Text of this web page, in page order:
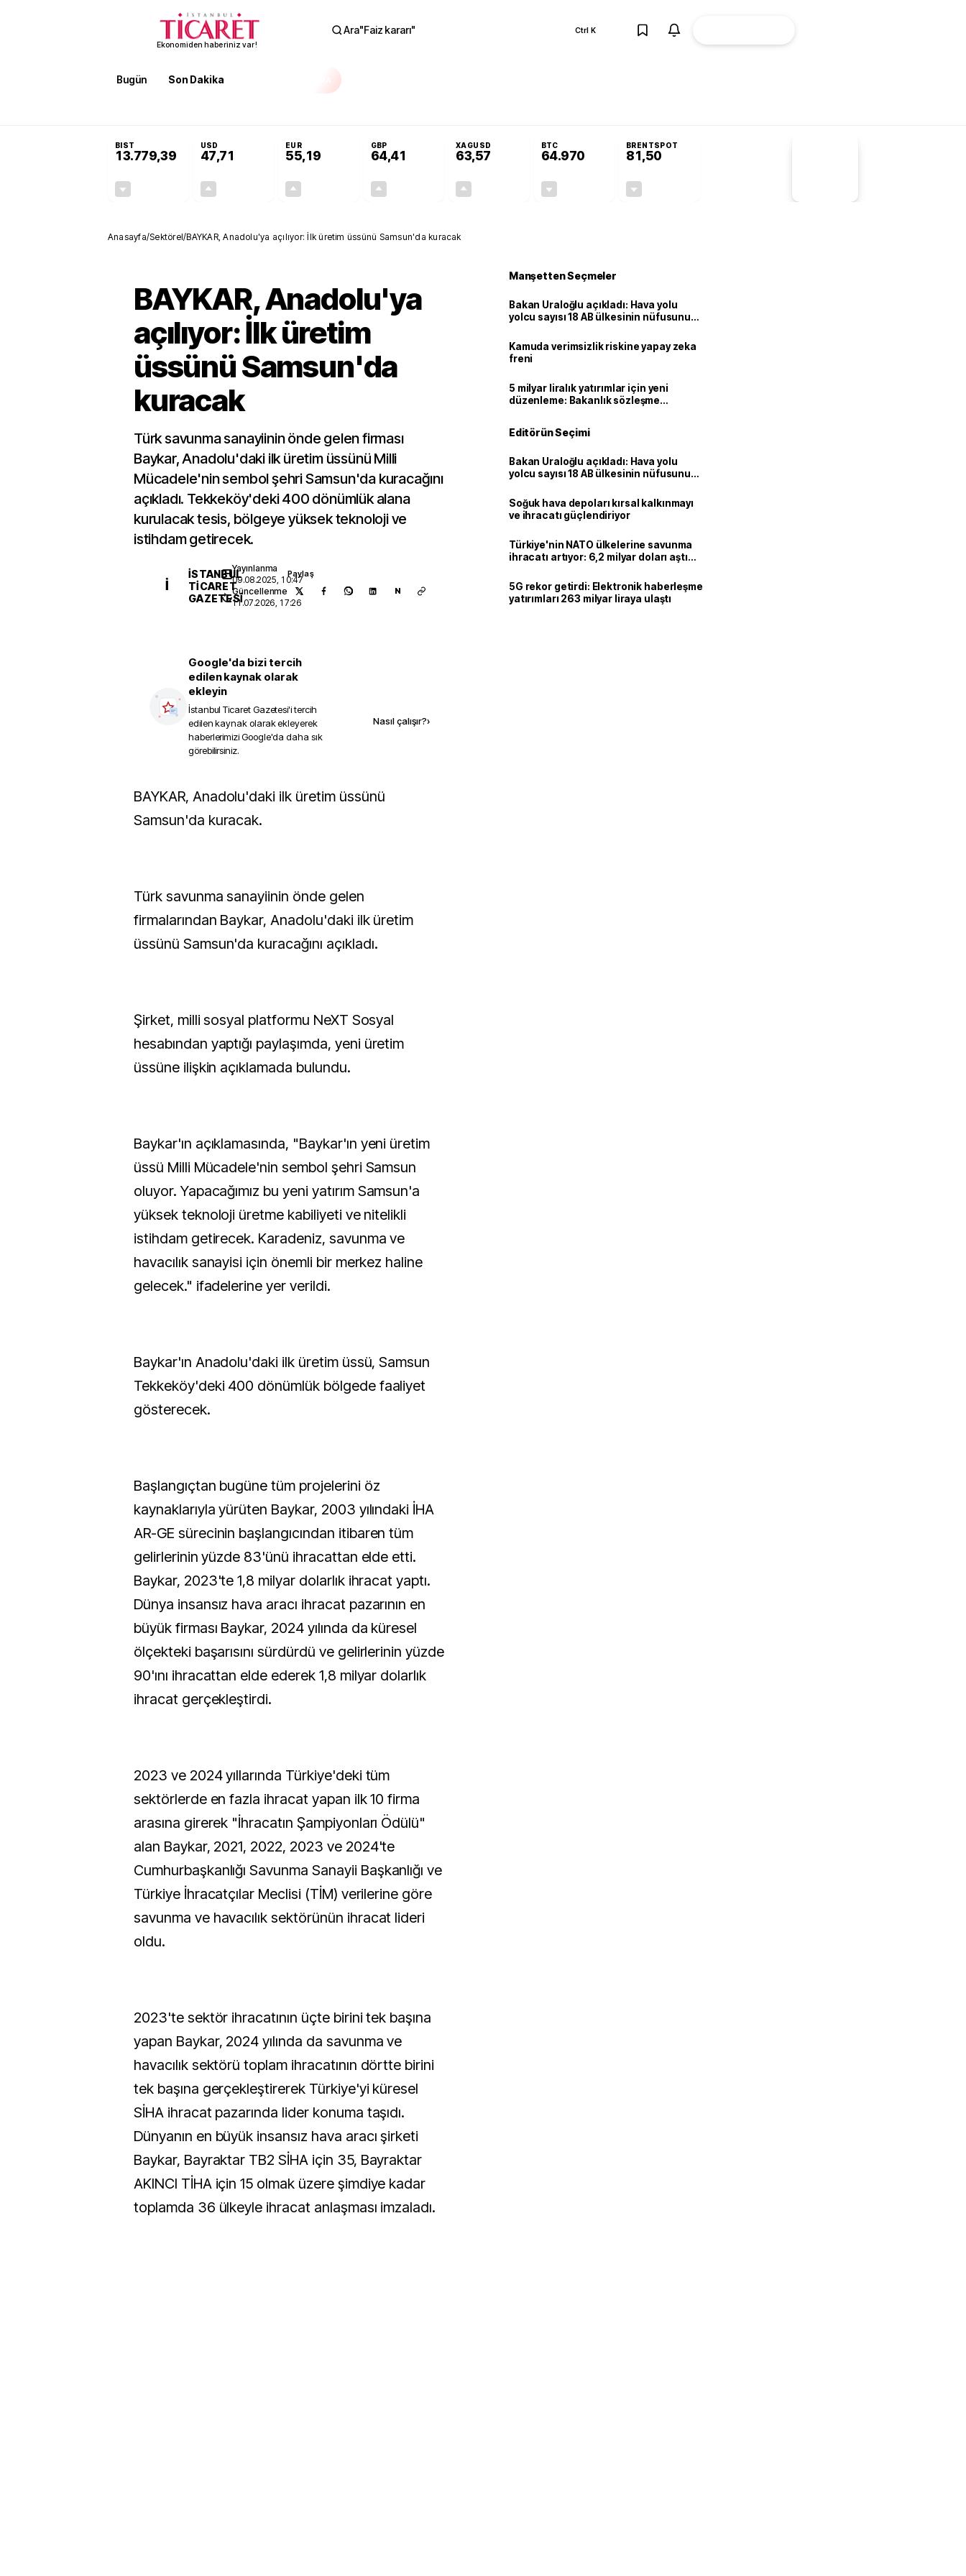
Ekonomiden haberiniz var!
Ara"Faiz kararı" Ctrl K
Bugün Son Dakika
BIST
13.779,39
USD
47,71
EUR
55,19
GBP
64,41
XAGUSD
63,57
BTC
64.970
BRENTSPOT
81,50
Anasayfa/Sektörel/BAYKAR, Anadolu'ya açılıyor: İlk üretim üssünü Samsun'da kuracak
BAYKAR, Anadolu'ya
açılıyor: İlk üretim
üssünü Samsun'da
kuracak
Türk savunma sanayiinin önde gelen firması
Baykar, Anadolu'daki ilk üretim üssünü Milli
Mücadele'nin sembol şehri Samsun'da kuracağını
açıkladı. Tekkeköy'deki 400 dönümlük alana
kurulacak tesis, bölgeye yüksek teknoloji ve
istihdam getirecek.
İ
İSTANBUL
TICARET
GAZETESI
Yayınlanma
09.08.2025, 10:47
Güncellenme
11.07.2026, 17:26
Paylaş
N
Google'da bizi tercih
edilen kaynak olarak
ekleyin
İstanbul Ticaret Gazetesi'i tercih
edilen kaynak olarak ekleyerek
haberlerimizi Google'da daha sık
görebilirsiniz.
Nasıl çalışır?›
BAYKAR, Anadolu'daki ilk üretim üssünü
Samsun'da kuracak.
Türk savunma sanayiinin önde gelen
firmalarından Baykar, Anadolu'daki ilk üretim
üssünü Samsun'da kuracağını açıkladı.
Şirket, milli sosyal platformu NeXT Sosyal
hesabından yaptığı paylaşımda, yeni üretim
üssüne ilişkin açıklamada bulundu.
Baykar'ın açıklamasında, "Baykar'ın yeni üretim
üssü Milli Mücadele'nin sembol şehri Samsun
oluyor. Yapacağımız bu yeni yatırım Samsun'a
yüksek teknoloji üretme kabiliyeti ve nitelikli
istihdam getirecek. Karadeniz, savunma ve
havacılık sanayisi için önemli bir merkez haline
gelecek." ifadelerine yer verildi.
Baykar'ın Anadolu'daki ilk üretim üssü, Samsun
Tekkeköy'deki 400 dönümlük bölgede faaliyet
gösterecek.
Başlangıçtan bugüne tüm projelerini öz
kaynaklarıyla yürüten Baykar, 2003 yılındaki İHA
AR-GE sürecinin başlangıcından itibaren tüm
gelirlerinin yüzde 83'ünü ihracattan elde etti.
Baykar, 2023'te 1,8 milyar dolarlık ihracat yaptı.
Dünya insansız hava aracı ihracat pazarının en
büyük firması Baykar, 2024 yılında da küresel
ölçekteki başarısını sürdürdü ve gelirlerinin yüzde
90'ını ihracattan elde ederek 1,8 milyar dolarlık
ihracat gerçekleştirdi.
2023 ve 2024 yıllarında Türkiye'deki tüm
sektörlerde en fazla ihracat yapan ilk 10 firma
arasına girerek "İhracatın Şampiyonları Ödülü"
alan Baykar, 2021, 2022, 2023 ve 2024'te
Cumhurbaşkanlığı Savunma Sanayii Başkanlığı ve
Türkiye İhracatçılar Meclisi (TİM) verilerine göre
savunma ve havacılık sektörünün ihracat lideri
oldu.
2023'te sektör ihracatının üçte birini tek başına
yapan Baykar, 2024 yılında da savunma ve
havacılık sektörü toplam ihracatının dörtte birini
tek başına gerçekleştirerek Türkiye'yi küresel
SİHA ihracat pazarında lider konuma taşıdı.
Dünyanın en büyük insansız hava aracı şirketi
Baykar, Bayraktar TB2 SİHA için 35, Bayraktar
AKINCI TİHA için 15 olmak üzere şimdiye kadar
toplamda 36 ülkeyle ihracat anlaşması imzaladı.
Manşetten Seçmeler
Bakan Uraloğlu açıkladı: Hava yolu
yolcu sayısı 18 AB ülkesinin nüfusunu
Kamuda verimsizlik riskine yapay zeka
freni
5 milyar liralık yatırımlar için yeni
düzenleme: Bakanlık sözleşme
Editörün Seçimi
Bakan Uraloğlu açıkladı: Hava yolu
yolcu sayısı 18 AB ülkesinin nüfusunu
Soğuk hava depoları kırsal kalkınmayı
ve ihracatı güçlendiriyor
Türkiye'nin NATO ülkelerine savunma
ihracatı artıyor: 6,2 milyar doları aştı
5G rekor getirdi: Elektronik haberleşme
yatırımları 263 milyar liraya ulaştı